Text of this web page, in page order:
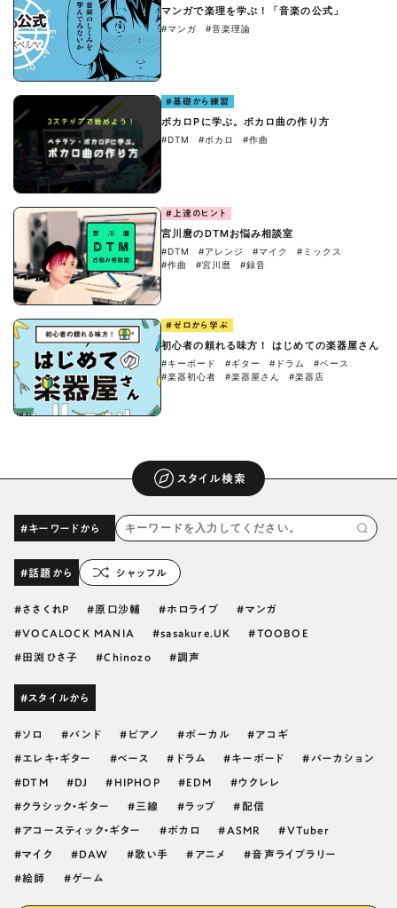
マンガで楽理を学ぶ！「音楽の公式」
#マンガ #音楽理論
#基礎から練習
ボカロPに学ぶ。ボカロ曲の作り方
#DTM #ボカロ #作曲
#上達のヒント
宮川麿のDTMお悩み相談室
#DTM #アレンジ #マイク
#ミックス
#作曲
#宮川麿 #録音
#ゼロから学ぶ
初心者の頼れる味方！ はじめての楽器屋さん
#キーボード #ギター #ドラム
#ベース
#楽器初心者
#楽器屋さん #楽器店
スタイル検索
#キーワードから
#話題から シャッフル
ささくれP 原口沙輔 ホロライブ マンガ
VOCALOCK MANIA sasakure.UK TOOBOE
田渕ひさ子 Chinozo 調声
#スタイルから
ソロ バンド ピアノ ボーカル アコギ
エレキ・ギター ベース ドラム キーボード パーカション
DTM DJ HIPHOP EDM ウクレレ
クラシック・ギター 三線 ラップ 配信
アコースティック・ギター ボカロ ASMR VTuber
マイク DAW 歌い手 アニメ 音声ライブラリー
絵師 ゲーム